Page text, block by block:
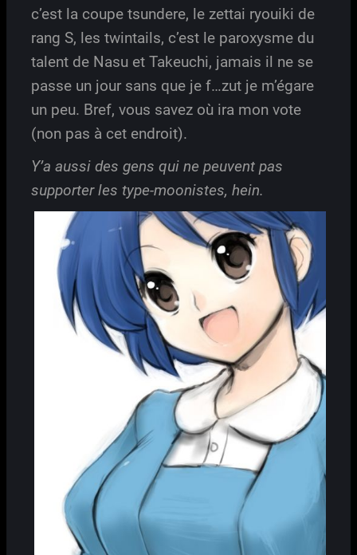
c’est la coupe tsundere, le zettai ryouiki de
rang S, les twintails, c’est le paroxysme du
talent de Nasu et Takeuchi, jamais il ne se
passe un jour sans que je f…zut je m’égare
un peu. Bref, vous savez où ira mon vote
(non pas à cet endroit).
Y’a aussi des gens qui ne peuvent pas
supporter les type-moonistes, hein.